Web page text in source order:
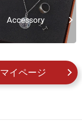
Accessory
マイページ